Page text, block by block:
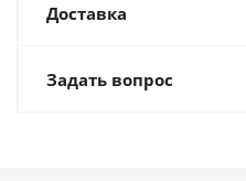
Доставка
Задать вопрос